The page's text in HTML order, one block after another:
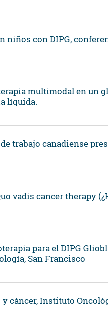
niños con DIPG,
multimodal en un
líquida.
trabajo canadiense
vadis cancer therapy
para el DIPG
San Francisco
cáncer, Instituto